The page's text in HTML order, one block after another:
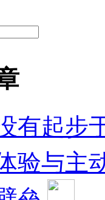
有起步
验与主